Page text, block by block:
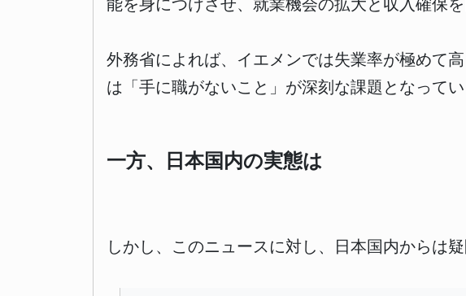
能を身につけさせ、就業機会の拡大と収入確保を
外務省によれば、イエメンでは失業率が極めて
は「手に職がないこと」が深刻な課題となってい
一方、日本国内の実態は
しかし、このニュースに対し、日本国内からは